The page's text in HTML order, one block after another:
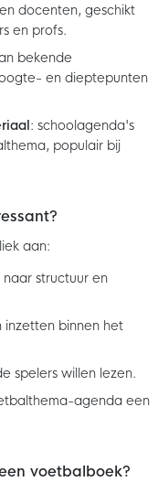
docenten, geschikt
en profs.
bekende
en dieptepunten
: schoolagenda's
populair bij
aan:
structuur en
binnen het
spelers willen lezen.
agenda een
voetbalboek?